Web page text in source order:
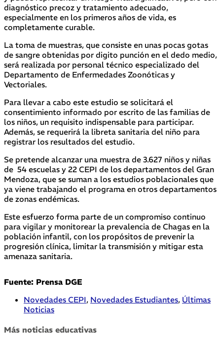
diagnóstico precoz y tratamiento adecuado,
especialmente en los primeros años de vida, es
completamente curable.
La toma de muestras, que consiste en unas pocas gotas
de sangre obtenidas por digito punción en el dedo medio,
será realizada por personal técnico especializado del
Departamento de Enfermedades Zoonóticas y
Vectoriales.
Para llevar a cabo este estudio se solicitará el
consentimiento informado por escrito de las familias de
los niños, un requisito indispensable para participar.
Además, se requerirá la libreta sanitaria del niño para
registrar los resultados del estudio.
Se pretende alcanzar una muestra de 3.627 niños y niñas
de 54 escuelas y 22 CEPI de los departamentos del Gran
Mendoza, que se suman a los estudios poblacionales que
ya viene trabajando el programa en otros departamentos
de zonas endémicas.
Este esfuerzo forma parte de un compromiso continuo
para vigilar y monitorear la prevalencia de Chagas en la
población infantil, con los propósitos de prevenir la
progresión clínica, limitar la transmisión y mitigar esta
amenaza sanitaria.
Fuente: Prensa DGE
Novedades CEPI, Novedades Estudiantes, Últimas
Noticias
Más noticias educativas